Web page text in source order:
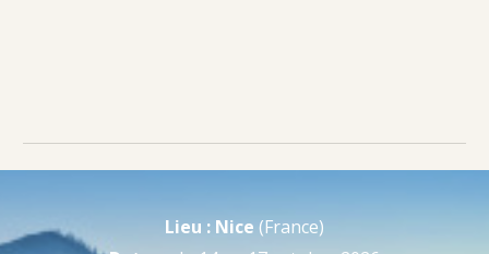
Lieu : Nice (France)